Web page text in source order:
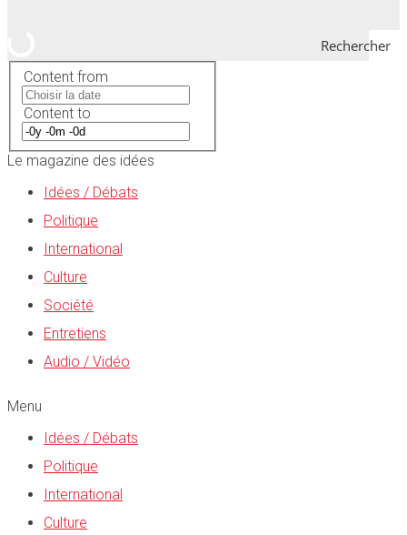
Rechercher
Content from
Content to
Le magazine des idées
Idées / Débats
Politique
International
Culture
Société
Entretiens
Audio / Vidéo
Menu
Idées / Débats
Politique
International
Culture